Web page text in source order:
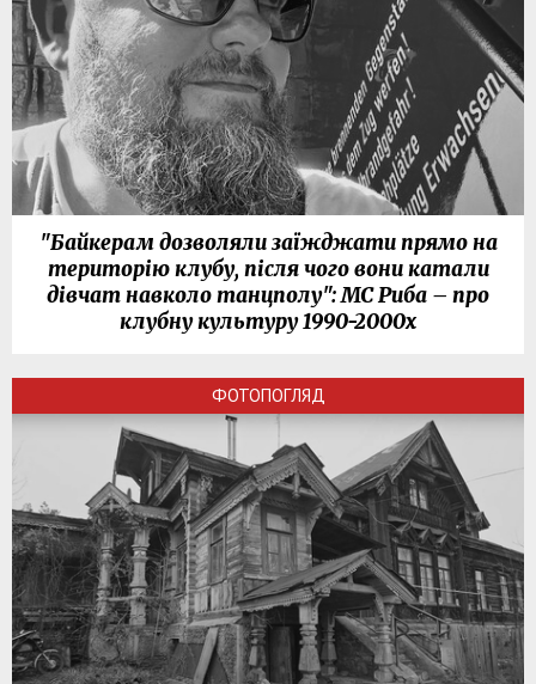
"Байкерам дозволяли заїжджати прямо на
територію клубу, після чого вони катали
дівчат навколо танцполу": МС Риба – про
клубну культуру 1990-2000х
ФОТОПОГЛЯД